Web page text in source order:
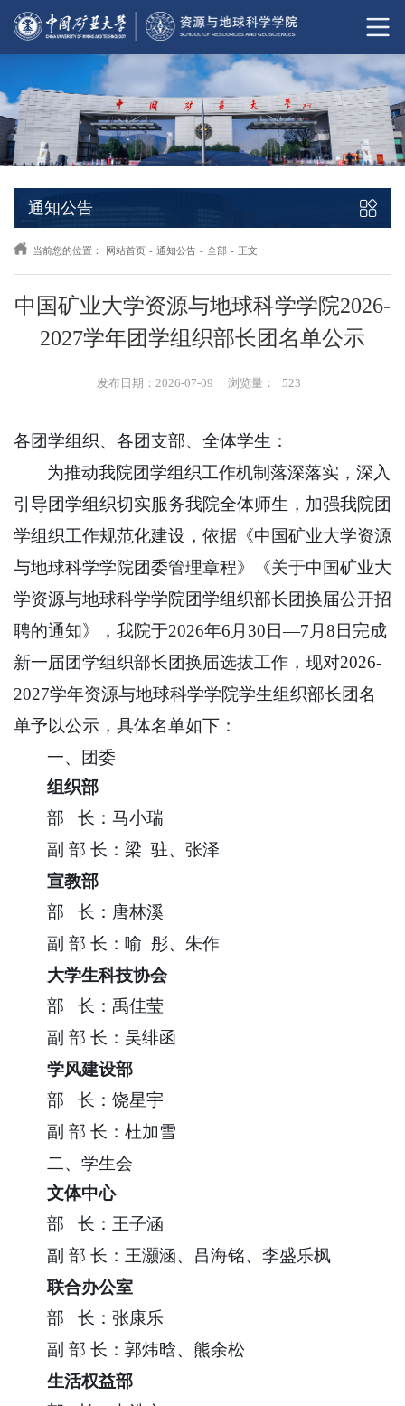
通知公告
当前您的位置： 网站首页 - 通知公告 - 全部 - 正文
中国矿业大学资源与地球科学学院2026-
2027学年团学组织部长团名单公示
发布日期：2026-07-09 浏览量： 523
各团学组织、各团支部、全体学生：
为推动我院团学组织工作机制落深落实，深入
引导团学组织切实服务我院全体师生，加强我院团
学组织工作规范化建设，依据《中国矿业大学资源
与地球科学学院团委管理章程》《关于中国矿业大
学资源与地球科学学院团学组织部长团换届公开招
聘的通知》，我院于2026年6 月 30 日—7 月 8 日完成
新一届团学组织部长团换届选拔工作，现对2026-
2027学年资源与地球科学学院学生组织部长团名
单予以公示，具体名单如下：
一、团委
组织部
部 长：马小瑞
副 部 长：梁 驻、张泽
宣教部
部 长：唐林溪
副 部 长：喻 彤、朱作
大学生科技协会
部 长：禹佳莹
副 部 长：吴绯函
学风建设部
部 长：饶星宇
副 部 长：杜加雪
二、学生会
文体中心
部 长：王子涵
副 部 长：王灏涵、吕海铭、李盛乐枫
联合办公室
部 长：张康乐
副 部 长：郭炜晗、熊余松
生活权益部